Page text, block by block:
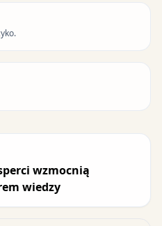
wzmocnią
wiedzy